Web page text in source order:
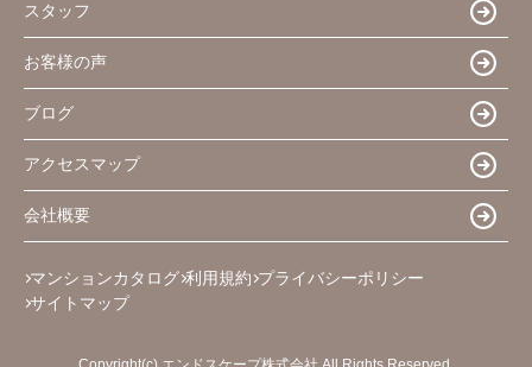
スタッフ
お客様の声
ブログ
アクセスマップ
会社概要
マンションカタログ 利用規約 プライバシーポリシー
サイトマップ